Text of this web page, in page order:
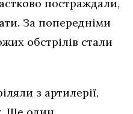
постраждали,
За попередніми
обстрілів стали
з артилерії,